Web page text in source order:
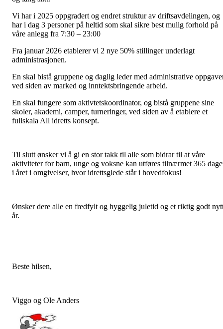
Vi har i 2025 oppgradert og endret struktur av driftsavdelingen, og
har i dag 3 personer på heltid som skal sikre best mulig forhold på
våre anlegg fra 7:30 – 23:00
Fra januar 2026 etablerer vi 2 nye 50% stillinger underlagt
administrasjonen.
En skal bistå gruppene og daglig leder med administrative
ved siden av marked og inntektsbringende arbeid.
En skal fungere som aktivtetskoordinator, og bistå gruppene sine
skoler, akademi, camper, turneringer, ved siden av å etablere et
fullskala All idretts konsept.
Til slutt ønsker vi å gi en stor takk til alle som bidrar til at våre
aktiviteter for barn, unge og voksne kan utføres tilnærmet 365
i året i omgivelser, hvor idrettsglede står i hovedfokus!
Ønsker dere alle en fredfylt og hyggelig juletid og et riktig godt
år.
Beste hilsen,
Viggo og Ole Anders